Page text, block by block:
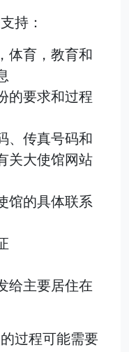
持：
体育，教育和
的要求和过程
、传真号码和
关大使馆网站
馆的具体联系
给主要居住在
过程可能需要